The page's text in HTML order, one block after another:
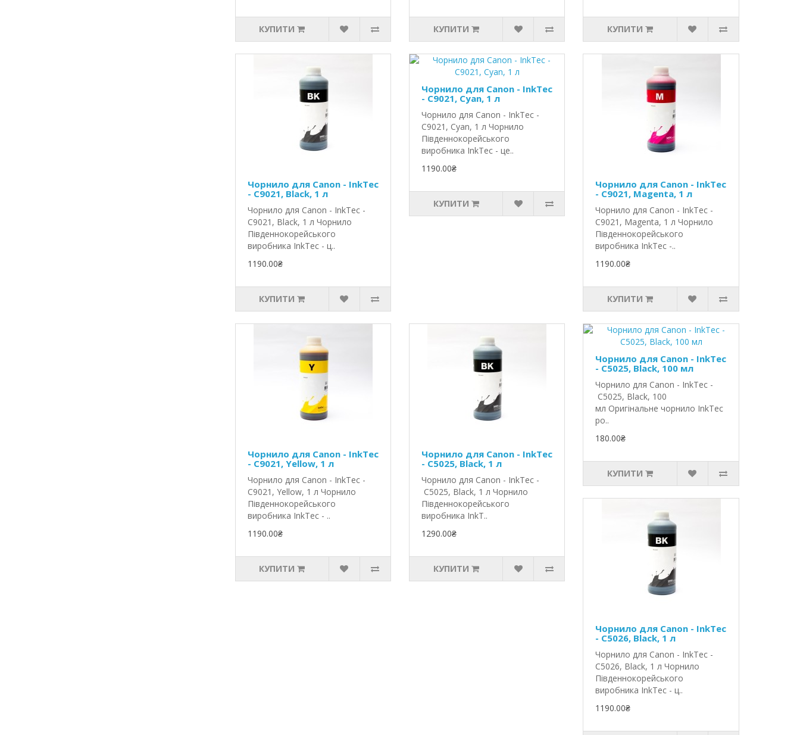
КУПИТИ КУПИТИ КУПИТИ
Чорнило для Canon - InkTec
- C9021, Black, 1 л
Чорнило для Canon - InkTec -
C9021, Black, 1 л Чорнило
Південнокорейського
виробника InkTec - ц..
1190.00₴
КУПИТИ
Чорнило для Canon - InkTec
- C9021, Cyan, 1 л
Чорнило для Canon - InkTec -
C9021, Cyan, 1 л Чорнило
Південнокорейського
виробника InkTec - це..
1190.00₴
КУПИТИ
Чорнило для Canon - InkTec
- C9021, Magenta, 1 л
Чорнило для Canon - InkTec -
C9021, Magenta, 1 л Чорнило
Південнокорейського
виробника InkTec -..
1190.00₴
КУПИТИ
Чорнило для Canon - InkTec
- C9021, Yellow, 1 л
Чорнило для Canon - InkTec -
C9021, Yellow, 1 л Чорнило
Південнокорейського
виробника InkTec - ..
1190.00₴
КУПИТИ
Чорнило для Canon - InkTec
- C5025, Black, 1 л
Чорнило для Canon - InkTec -
C5025, Black, 1 л Чорнило
Південнокорейського
виробника InkT..
1290.00₴
КУПИТИ
Чорнило для Canon - InkTec
- C5025, Black, 100 мл
Чорнило для Canon - InkTec -
C5025, Black, 100
мл Оригінальне чорнило InkTec
ро..
180.00₴
КУПИТИ
Чорнило для Canon - InkTec
- C5026, Black, 1 л
Чорнило для Canon - InkTec -
C5026, Black, 1 л Чорнило
Південнокорейського
виробника InkTec - ц..
1190.00₴